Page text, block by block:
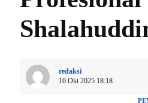
redaksi
10 Okt 2025 18:18